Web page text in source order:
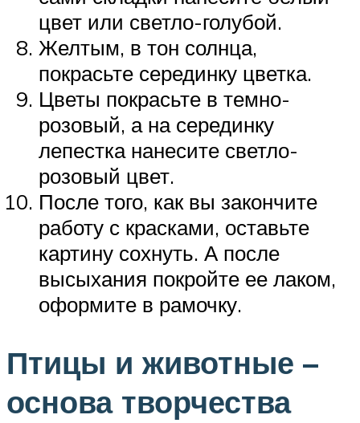
цвет или светло-голубой.
Желтым, в тон солнца,
покрасьте серединку цветка.
Цветы покрасьте в темно-
розовый, а на серединку
лепестка нанесите светло-
розовый цвет.
После того, как вы закончите
работу с красками, оставьте
картину сохнуть. А после
высыхания покройте ее лаком,
оформите в рамочку.
Птицы и животные –
основа творчества